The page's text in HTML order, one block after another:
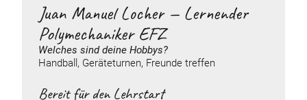
Juan Manuel Locher — Lernender
Polymechaniker EFZ
Welches sind deine Hobbys?
Handball, Geräteturnen, Freunde treffen
Bereit für den Lehrstart